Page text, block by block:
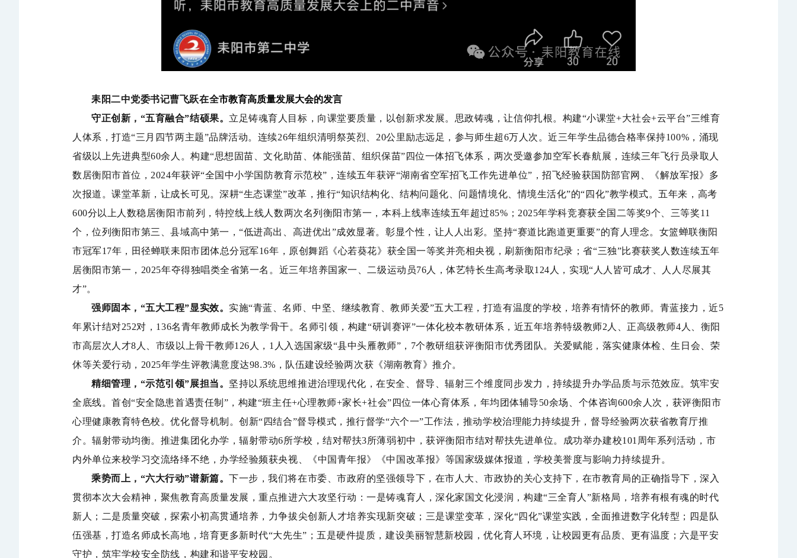
耒阳二中党委书记曹飞跃在全市教育高质量发展大会的发言
守正创新， “五育融合”结硕果。 立足铸魂育人目标，向课堂要质量，以创新求发展。 思政铸魂，让信仰扎根。 构建“小课堂+大社会+云平台”三维育
人体系，打造“三月四节两主题”品牌活动。连续26年组织清明祭英烈、 20公里励志远足，参与师生超6万人次。近三年学生品德合格率保持100% ，涌现
省级以上先进典型60余人。构建“思想固苗、文化助苗、体能强苗、组织保苗” 四位一体招飞体系，两次受邀参加空军长春航展，连续三年飞行员录取人
数居衡阳市首位， 2024年获评“全国中小学国防教育示范校” ，连续五年获评“湖南省空军招飞工作先进单位” ，招飞经验获国防部官网、《解放军报》多
次报道。课堂革新，让成长可见。深耕“生态课堂”改革，推行“知识结构化、结构问题化、问题情境化、情境生活化”的“ 四化”教学模式。五年来，高考
600分以上人数稳居衡阳市前列，特控线上线人数两次名列衡阳市第一，本科上线率连续五年超过85% ； 2025年学科竞赛获全国二等奖9个、三等奖11
个，位列衡阳市第三、县域高中第一，“低进高出、高进优出”成效显著。 彰显个性，让人人出彩。 坚持“赛道比跑道更重要”的育人理念。女篮蝉联衡阳
市冠军17年， 田径蝉联耒阳市团体总分冠军16年， 原创舞蹈《心若葵花》获全国一等奖并亮相央视，刷新衡阳市纪录；省“三独”比赛获奖人数连续五年
居衡阳市第一， 2025年夺得独唱类全省第一名。 近三年培养国家一、二级运动员76人，体艺特长生高考录取124 人 ，实现“ 人人皆可成才、人人尽展其
才”。
强师固本， “五大工程”显实效。 实施“青蓝、名师、中坚、继续教育、教师关爱”五大工程，打造有温度的学校，培养有情怀的教师。 青蓝接力，近5
年累计结对252对， 136名青年教师成长为教学骨干。名师引领， 构建“研训赛评”一体化校本教研体系，近五年培养特级教师2 人、正高级教师4 人、衡阳
市高层次人才8 人、市级以上骨干教师126 人， 1 人入选国家级“县中头雁教师” ， 7个教研组获评衡阳市优秀团队。 关爱赋能， 落实健康体检、生日会、荣
休等关爱行动， 2025年学生评教满意度达98.3% ，队伍建设经验两次获《湖南教育》推介。
精细管理， “示范引领”展担当。 坚持以系统思维推进治理现代化，在安全、督导、辐射三个维度同步发力，持续提升办学品质与示范效应。 筑牢安
全底线。首创“安全隐患首遇责任制 ” ，构建“班主任+心理教师+家长+社会” 四位一体心育体系，年均团体辅导50余场、个体咨询600余人次，获评衡阳市
心理健康教育特色校。优化督导机制。创新“ 四结合”督导模式，推行督学“六个一”工作法，推动学校治理能力持续提升，督导经验两次获省教育厅推
介。辐射带动均衡。 推进集团化办学，辐射带动6所学校，结对帮扶3所薄弱初中，获评衡阳市结对帮扶先进单位。 成功举办建校101 周年系列活动， 市
内外单位来校学习交流络绎不绝 ，办学经验频获央视、《中国青年报》《中国改革报》等国家级媒体报道，学校美誉度与影响力持续提升。
乘势而上， “六大行动”谱新篇。下一步，我们将在市委、市政府的坚强领导下，在市人大、市政协的关心支持下，在市教育局的正确指导下，深入
贯彻本次大会精神，聚焦教育高质量发展，重点推进六大攻坚行动：一是铸魂育人，深化家国文化浸润，构建“三全育人 ”新格局，培养有根有魂的时代
新人； 二是质量突破，探索小初高贯通培养，力争拔尖创新人才培养实现新突破； 三是课堂变革，深化“四化”课堂实践，全面推进数字化转型；
四是队
伍强基，打造名师成长高地，培育更多新时代“大先生” ； 五是硬件提质， 建设美丽智慧新校园，优化育人环境，让校园更有品质、更有温度； 六是平安
守护， 筑牢学校安全防线，构建和谐平安校园。